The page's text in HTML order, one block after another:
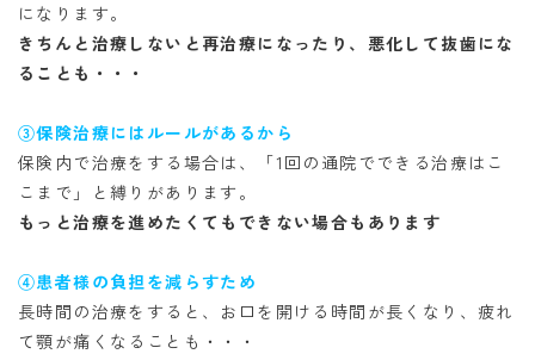
になります。
きちんと治療しないと再治療になったり、 悪化して抜歯にな
ることも・・・
③保険治療にはルールがあるから
保険内で治療をする場合は、
「1回の通院でできる治療はこ
こまで」と 縛りがあります。
もっと治療を進めたくても できない場合もあります
④患者様の負担を減らすため
長時間の治療をすると、お口を開ける時間が長くなり、疲れ
て顎が痛くなることも・・・